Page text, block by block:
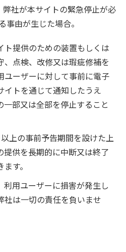
弊社が本サイトの緊急停止が必
事由が生じた場合。
ト提供のための装置もしくは
、点検、改修又は瑕疵修補を
ユーザーに対して事前に電子
イトを通じて通知したうえ
一部又は全部を停止すること
上の事前予告期間を設けた上
提供を長期的に中断又は終了
す。
利用ユーザーに損害が発生し
社は一切の責任を負いませ